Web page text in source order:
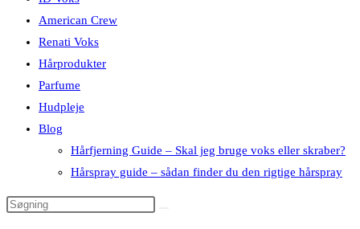
American Crew
Renati Voks
Hårprodukter
Parfume
Hudpleje
Blog
Hårfjerning Guide – Skal jeg bruge voks eller skraber?
Hårspray guide – sådan finder du den rigtige hårspray